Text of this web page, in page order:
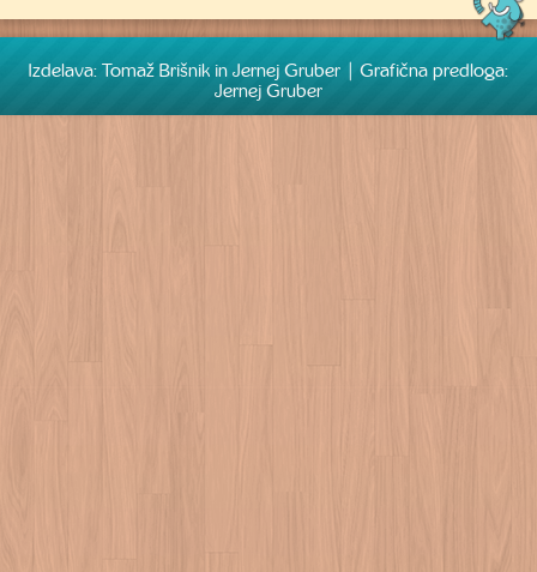
Izdelava: Tomaž Brišnik in Jernej Gruber | Grafična predloga:
Jernej Gruber